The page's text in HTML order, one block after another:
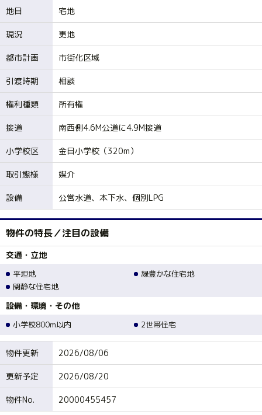
地目 宅地
現況 更地
都市計画 市街化区域
引渡時期 相談
権利種類 所有権
接道 南西側4.6M公道に4.9M接道
小学校区 金目小学校（320m）
取引態様 媒介
設備 公営水道、本下水、個別LPG
物件の特長／注目の設備
交通・立地
平坦地
緑豊かな住宅地
閑静な住宅地
設備・環境・その他
小学校800m以内 2世帯住宅
物件更新 2026/08/06
更新予定 2026/08/20
物件No. 20000455457